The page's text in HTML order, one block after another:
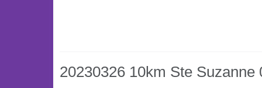
20230326 10km Ste Suzanne